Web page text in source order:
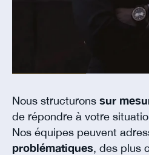
Nous structurons sur
de répondre à votre
Nos équipes peuvent
problématiques, des plus